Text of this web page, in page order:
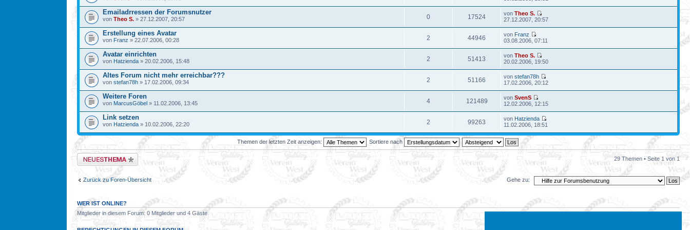
Emailadrressen der Forumsnutzer
von Theo S. » 27.12.2007, 20:57 0 17524 vonTheo S.
27.12.2007, 20:57
Erstellung eines Avatar
von Franz » 22.07.2006, 00:28 2 44946 von Franz
03.08.2006, 07:11
Avatar einrichten
von Hatzienda » 20.02.2006, 15:48 2 51413 vonTheo S.
20.02.2006, 19:50
Altes Forum nicht mehr erreichbar???
von stefan78h » 17.02.2006, 09:34 2 51166 vonstefan78h
17.02.2006, 20:12
Weitere Foren
von MarcusGöbel » 11.02.2006, 13:45 4 121489 vonSvenS
12.02.2006, 12:15
Link setzen
von Hatzienda » 10.02.2006, 22:20 2 99263 von Hatzienda
11.02.2006, 18:51
Themen der letzten Zeit anzeigen: Sortiere nach
Neues Thema erstellen 29 Themen • Seite 1 von 1
Zurück zu Foren-Übersicht Gehe zu:
WER IST ONLINE?
Mitglieder in diesem Forum: 0 Mitglieder und 4 Gäste